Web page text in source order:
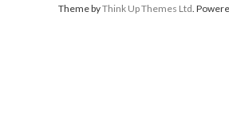
Theme byThink Up Themes Ltd .